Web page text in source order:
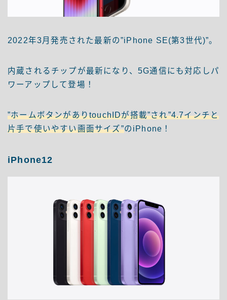
2022年3月発売された最新の”iPhone SE(第3世代)”。
内蔵されるチップが最新になり、5G通信にも対応しパ
ワーアップして登場！
”ホームボタンがありtouchIDが搭載”され”4.7インチと
片手で使いやすい画面サイズ”のiPhone！
iPhone12